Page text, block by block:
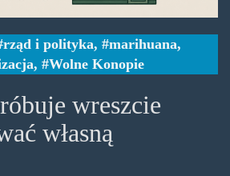
rząd i polityka, marihuana,
, Wolne Konopie
wreszcie
własną